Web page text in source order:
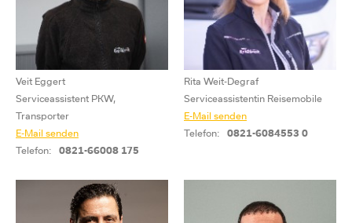
Veit Eggert
Serviceassistent PKW,
Transporter
E-Mail senden
Telefon:
0821-66008 175
Rita Weit-Degraf
Serviceassistentin Reisemobile
E-Mail senden
Telefon:
0821-6084553 0